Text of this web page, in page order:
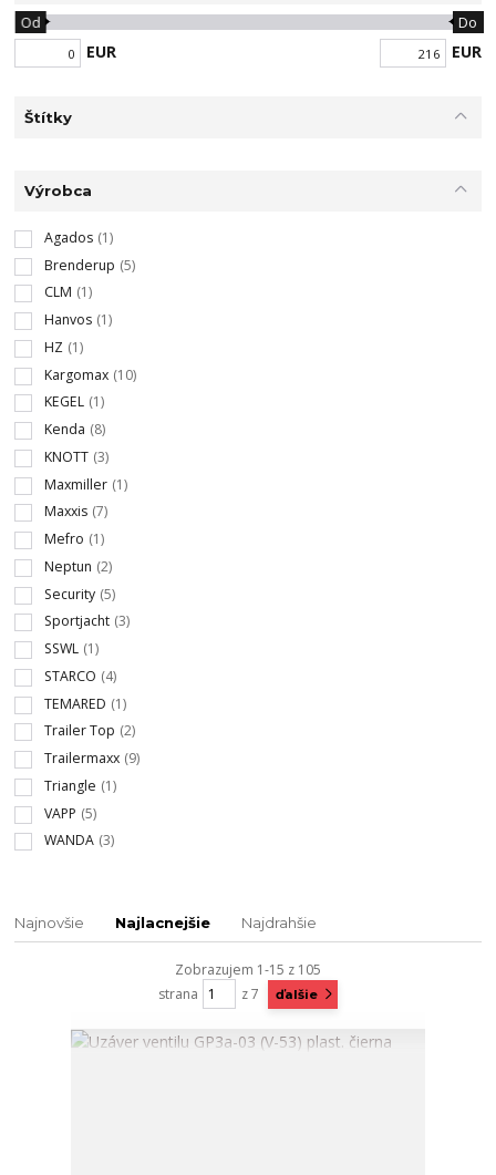
EUR
Od Do
EUR
Štítky
Výrobca
Agados (1)
Brenderup (5)
CLM (1)
Hanvos (1)
HZ (1)
Kargomax (10)
KEGEL (1)
Kenda (8)
KNOTT (3)
Maxmiller (1)
Maxxis (7)
Mefro (1)
Neptun (2)
Security (5)
Sportjacht (3)
SSWL (1)
STARCO (4)
TEMARED (1)
Trailer Top (2)
Trailermaxx (9)
Triangle (1)
VAPP (5)
WANDA (3)
Najnovšie Najlacnejšie Najdrahšie
Zobrazujem 1-15 z 105
strana
z 7 ďalšie